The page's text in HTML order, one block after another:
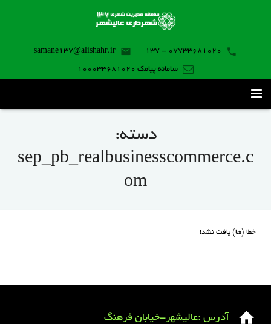
07733681020 - 137
samane137@alishahr.ir
سامانه پیامک 100033681020
دسته:
sep_pb_realbusinesscommerce.c
om
خطا (ها) یافت نشد!
آدرس :عالیشهر-خیابان فرهنگ